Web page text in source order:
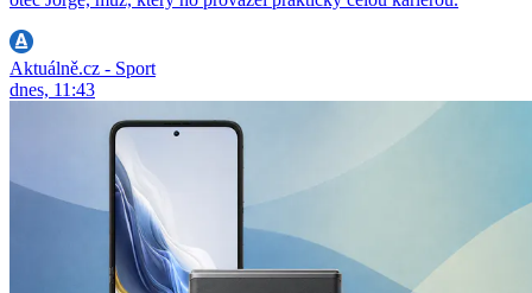
Aktuálně.cz - Sport
dnes, 11:43